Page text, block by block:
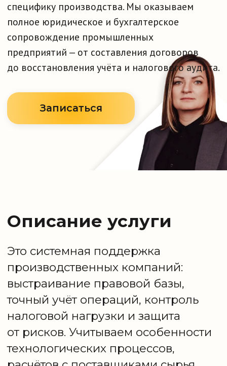
производственных компаний:
выстраивание правовой базы,
точный учёт операций, контроль
налоговой нагрузки и защита
от рисков. Учитываем особенности
расчётов с поставщиками сырья,
амортизации и взаимодействия
бизнеса при масштабировании.
Описание услуги